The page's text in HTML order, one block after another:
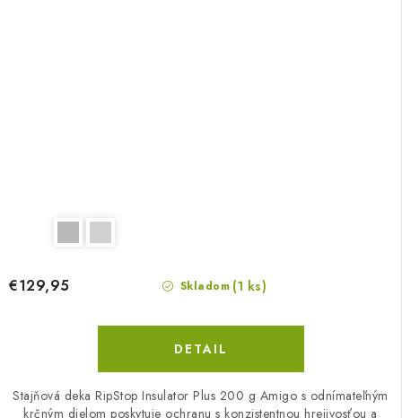
Skladom (1 ks)
€129,95
DETAIL
Stajňová deka RipStop Insulator Plus 200 g Amigo s odnímateľným
krčným dielom poskytuje ochranu s konzistentnou hrejivosťou a